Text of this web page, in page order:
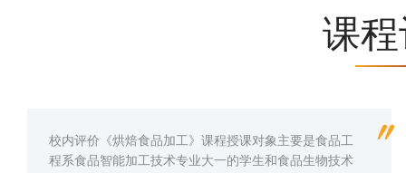
课
校内评价《烘焙食品加工》课程授课对象主要是食品工
程系食品智能加工技术专业大一的学生和食品生物技术